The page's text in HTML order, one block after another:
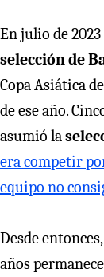
En julio de
selección de
Copa Asiática
de ese año.
asumió la
era competir
equipo no
Desde
años